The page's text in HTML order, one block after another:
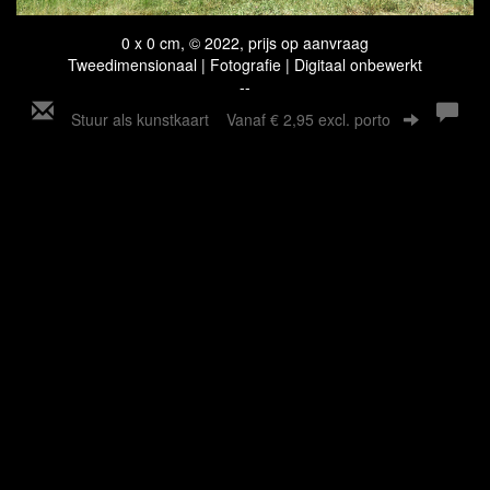
0 x 0 cm, © 2022, prijs op aanvraag
Tweedimensionaal | Fotografie | Digitaal onbewerkt
--
Stuur als kunstkaart Vanaf € 2,95 excl. porto